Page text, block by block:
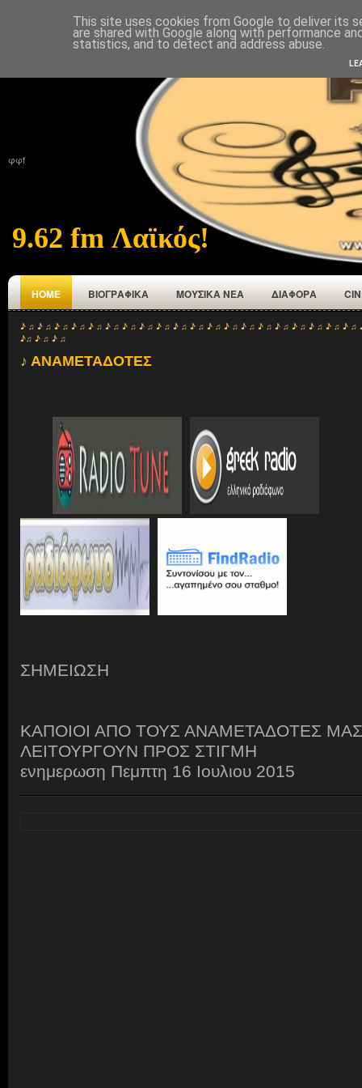
ΠΟΙΟΙ ΕΜΑΣΤΕ ΑΝΑΜΕΤΑΔΟΤΕΣ ΕΠΙΚΟΙΝΩΝΙΑ
φφf
9.62 fm Λαϊκός!
HOME ΒΙΟΓΡΑΦΙΚΑ ΜΟΥΣΙΚΑ ΝΕΑ ΔΙΑΦΟΡΑ
♪ ♫ ♪ ♫ ♪ ♫ ♪ ♫ ♪ ♫ ♪ ♫ ♪ ♫ ♪ ♫ ♪ ♫ ♪ ♫ ♪ ♫ ♪ ♫ ♪ ♫ ♪ ♫ ♪ ♫ ♪ ♫ ♪ ♫ ♪ ♫ ♪ ♫ ♪
♪♫ ♪ ♫ ♪ ♫
♪ ΑΝΑΜΕΤΑΔΟΤΕΣ
ΣΗΜΕΙΩΣΗ
ΚΑΠΟΙΟΙ ΑΠΟ ΤΟΥΣ ΑΝΑΜΕΤΑΔΟΤΕΣ
ΛΕΙΤΟΥΡΓΟΥΝ ΠΡΟΣ ΣΤΙΓΜΗ
ενημερωση Πεμπτη 16 Ιουλιου 2015
This site uses cookies from Google to deliver its
are shared with Google along with performance
statistics, and to detect and address abuse.